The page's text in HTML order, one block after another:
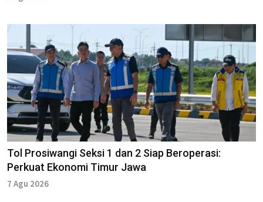
Tol Prosiwangi Seksi 1 dan 2 Siap Beroperasi:
Perkuat Ekonomi Timur Jawa
7 Agu 2026